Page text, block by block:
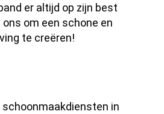
er altijd op zijn best
om een schone en
te creëren!
in